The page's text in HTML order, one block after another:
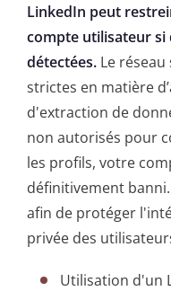
LinkedIn peut
compte utilisateur si
détectées. Le
strictes en matière
d'extraction de
non autorisés pour
les profils, votre
définitivement
afin de protéger
privée des
Utilisation d'un